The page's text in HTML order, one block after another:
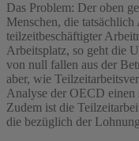
Das Problem: Der oben
Menschen, die
teilzeitbeschäftigter
Arbeitsplatz, so geht die
von null fallen aus der
aber, wie
Analyse der OECD einen
Zudem ist die
die bezüglich der